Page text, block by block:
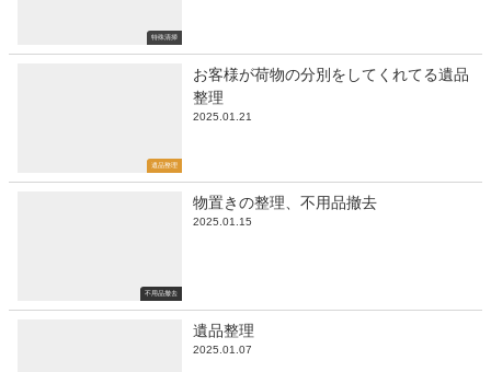
特殊清掃
遺品整理
お客様が荷物の分別をしてくれてる遺品
整理
2025.01.21
不用品撤去
物置きの整理、不用品撤去
2025.01.15
遺品整理
2025.01.07